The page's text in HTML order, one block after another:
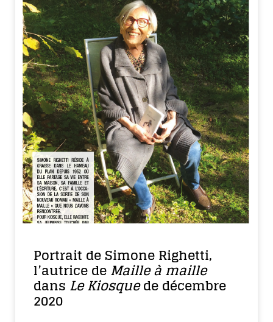
Portrait de Simone Righetti,
l’autrice deMaille à maille
dans Le Kiosquede décembre
2020